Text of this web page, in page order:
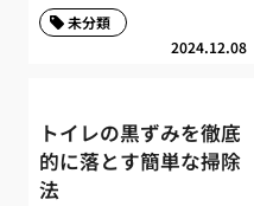
2024.12.08
未分類
トイレの黒ずみを徹底
的に落とす簡単な掃除
法